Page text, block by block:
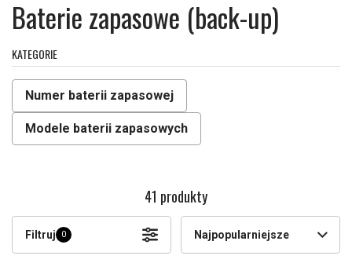
Baterie zapasowe (back-up)
KATEGORIE
Numer baterii zapasowej
Modele baterii zapasowych
41 produkty
Filtruj 0 Najpopularniejsze